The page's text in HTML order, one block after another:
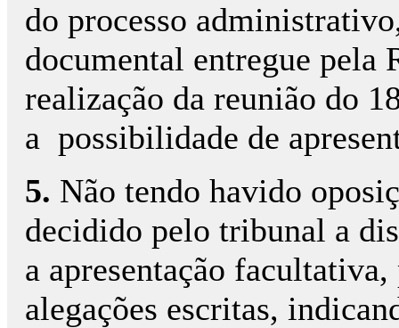
do processo
documental entregue pela
realização da reunião do
a possibilidade de
5. Não tendo havido
decidido pelo tribunal a
a apresentação
alegações escritas,